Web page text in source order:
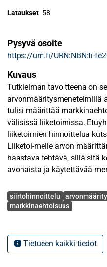
Lataukset 58
Pysyvä osoite
https://urn.fi/URN:NBN:fi-
Kuvaus
Tutkielman tavoitteena on
arvonmääritysmenetelmillä
tulisi määrittää
välisissä liiketoimissa.
liiketoimien hinnoittelua
Liiketoi-melle arvon
haastava tehtävä, sillä sitä
avonaista ja käytettävää
haasteensa, koska sille ei
siirto-hinnoittelua koskevaa
siirtohinnoittelun
standardin asemaan
Avainsanat
siirtohinnoittelu
markkinaehtoisuus
Tietueen kaikki tiedot